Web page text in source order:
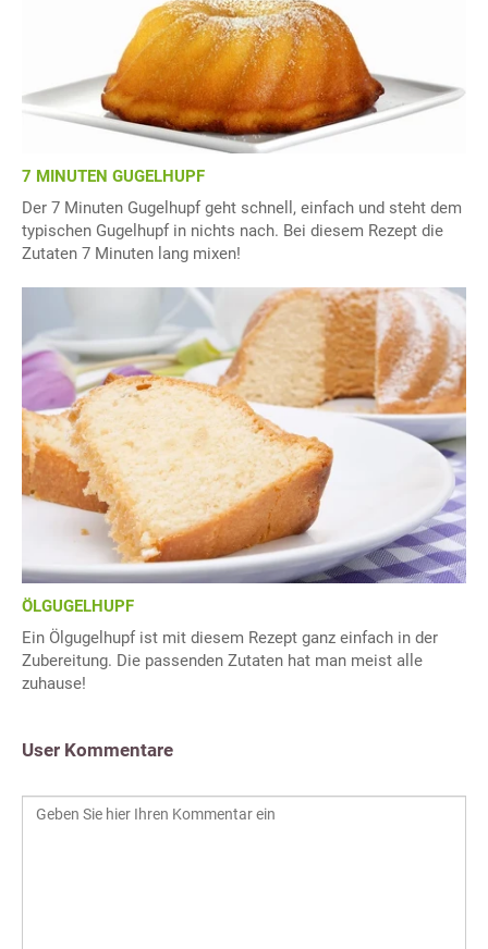
7 MINUTEN GUGELHUPF
Der 7 Minuten Gugelhupf geht schnell, einfach und steht dem
typischen Gugelhupf in nichts nach. Bei diesem Rezept die
Zutaten 7 Minuten lang mixen!
ÖLGUGELHUPF
Ein Ölgugelhupf ist mit diesem Rezept ganz einfach in der
Zubereitung. Die passenden Zutaten hat man meist alle
zuhause!
User Kommentare